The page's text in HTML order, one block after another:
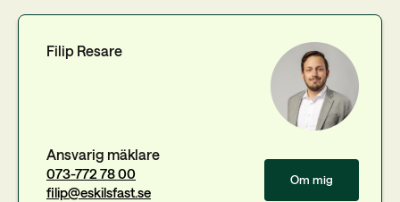
Om mig
Filip Resare
Ansvarig mäklare
073-772 78 00
filip@eskilsfast.se